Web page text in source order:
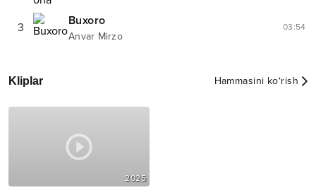
3 Buxoro
Anvar Mirzo
03:54
Kliplar Hammasini ko‘rish
2025